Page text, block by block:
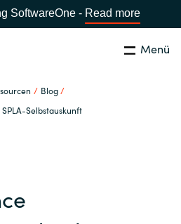
SoftwareOne - Read more
Menü
Blog
Selbstauskunft
Schließen